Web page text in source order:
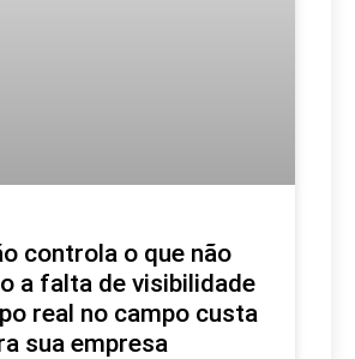
controla o que não
a falta de visibilidade
real no campo custa
sua empresa